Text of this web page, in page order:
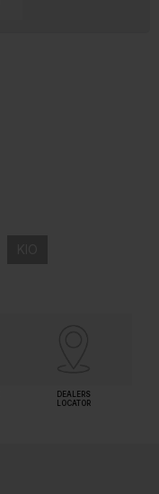
DEALERS
LOCATOR